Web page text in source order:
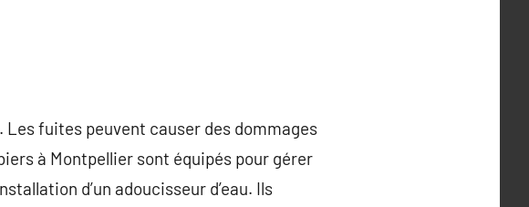
Les fuites peuvent causer des dommages
à Montpellier sont équipés pour gérer
d’un adoucisseur d’eau. Ils